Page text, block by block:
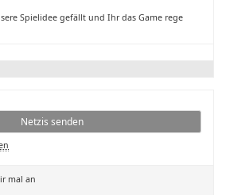
Spielidee gefällt und Ihr das Game rege
Netzis senden
mal an